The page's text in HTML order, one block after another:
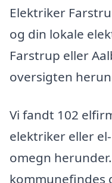
Elektriker
og din lokale
Farstrup eller
oversigten
Vi fandt 102
elektriker eller
omegn
kommunefindes